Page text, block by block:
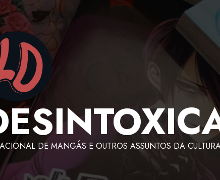
DE MANGÁS E OUTROS ASSUNTOS DA